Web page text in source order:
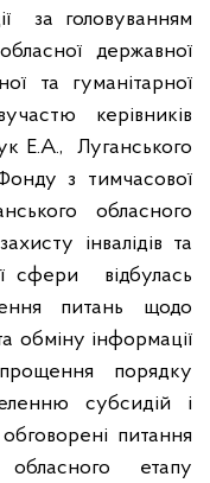
за головуванням
обласної
державної
та гуманітарної
керівників
Е.А.,
Луганського
з тимчасової
обласного
інвалідів та
сфери
відбулась
питань щодо
обміну інформації
порядку
субсидій і
питання
етапу